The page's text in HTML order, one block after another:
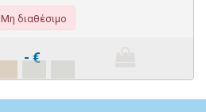
Μη διαθέσιμο
- €